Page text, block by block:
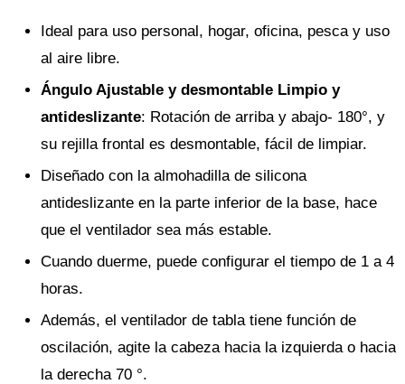
Ideal para uso personal, hogar, oficina, pesca y uso
al aire libre.
Ángulo Ajustable y desmontable Limpio y
antideslizante: Rotación de arriba y abajo- 180°, y
su rejilla frontal es desmontable, fácil de limpiar.
Diseñado con la almohadilla de silicona
antideslizante en la parte inferior de la base, hace
que el ventilador sea más estable.
Cuando duerme, puede configurar el tiempo de 1 a 4
horas.
Además, el ventilador de tabla tiene función de
oscilación, agite la cabeza hacia la izquierda o hacia
la derecha 70 °.